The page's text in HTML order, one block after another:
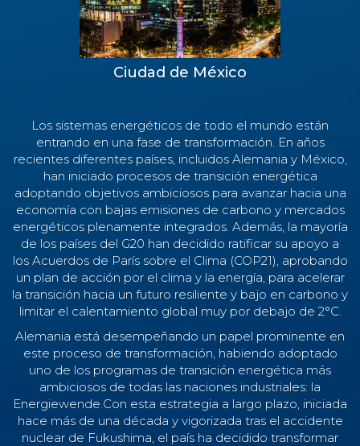
Ciudad de México
Los sistemas energéticos de todo el mundo están
entrando en una fase de transformación. En años
recientes diferentes países, incluidos Alemania y México,
han iniciado procesos de transición energética
adoptando objetivos ambiciosos para avanzar hacia una
economía con bajas emisiones de carbono y mercados
energéticos plenamente integrados. Además, la mayoría
de los países del G20 han decidido ratificar su apoyo a
los Acuerdos de París sobre el Clima (COP21), aprobando
un plan de acción por el clima y la energía, para acelerar
la transición hacia un futuro resiliente y bajo en carbono y
limitar el calentamiento global muy por debajo de 2°C.
Alemania está desempeñando un papel prominente en
este proceso de transformación, habiendo adoptado
uno de los programas de transición energética más
ambiciosos de todas las naciones industriales: la
Energiewende.Con esta estrategia a largo plazo, iniciada
hace más de una década y vigorizada tras el accidente
nuclear de Fukushima, el país ha decidido transformar